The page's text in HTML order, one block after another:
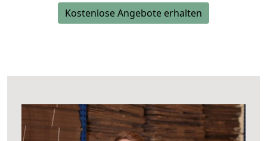
Kostenlose Angebote erhalten